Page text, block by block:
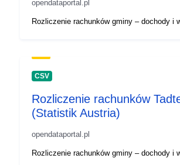
opendataportal.pl
Rozliczenie rachunków gminy – dochody i
CSV
Rozliczenie rachunków
(Statistik Austria)
opendataportal.pl
Rozliczenie rachunków gminy – dochody i